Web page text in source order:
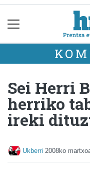
Sei Herri
herriko
ireki
Ukberri 2008ko